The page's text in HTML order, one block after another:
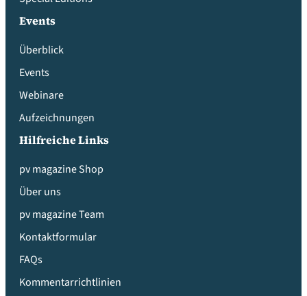
Events
Überblick
Events
Webinare
Aufzeichnungen
Hilfreiche Links
pv magazine Shop
Über uns
pv magazine Team
Kontaktformular
FAQs
Kommentarrichtlinien